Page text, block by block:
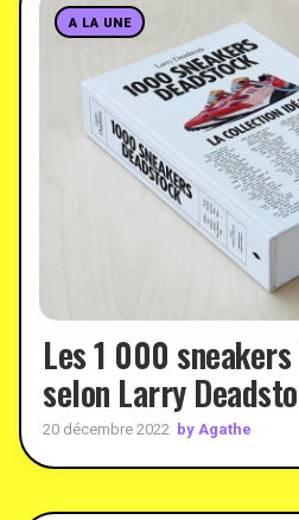
A LA UNE
Les 1 000
selon Larry
20 décembre 2022 by Agathe